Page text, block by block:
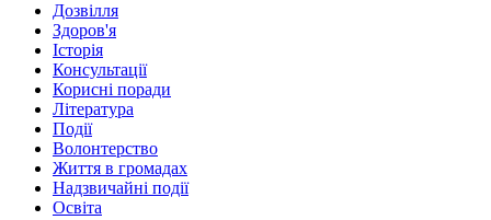
Дозвілля
Здоров'я
Історія
Консультації
Корисні поради
Література
Події
Волонтерство
Життя в громадах
Надзвичайні події
Освіта